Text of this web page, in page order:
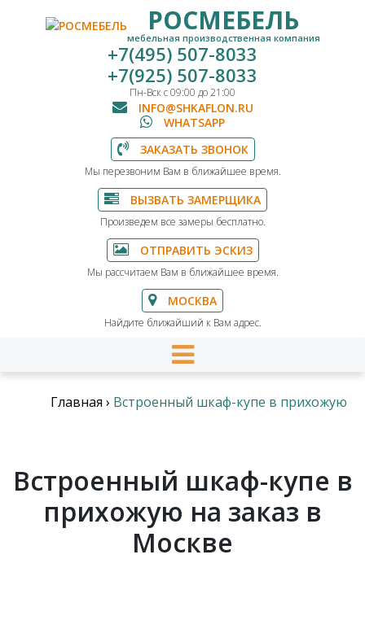
РОСМЕБЕЛЬ
мебельная производственная компания
+7(495) 507-8033
+7(925) 507-8033
Пн-Вск с 09:00 до 21:00
INFO@SHKAFLON.RU
WHATSAPP
ЗАКАЗАТЬ ЗВОНОК
Мы перезвоним Вам в ближайшее время.
ВЫЗВАТЬ ЗАМЕРЩИКА
Произведем все замеры бесплатно.
ОТПРАВИТЬ ЭСКИЗ
Мы рассчитаем Вам в ближайшее время.
МОСКВА
Найдите ближайший к Вам адрес.
Главная › Встроенный шкаф-купе в прихожую
Встроенный шкаф-купе в
прихожую на заказ в
Москве